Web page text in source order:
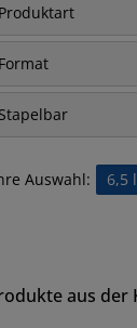
Produktart
Format
Stapelbar
Auswahl: 6,5 l
aus der